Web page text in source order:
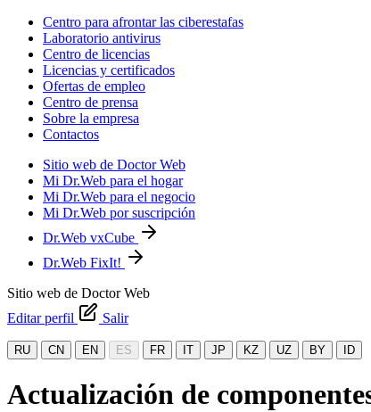
Centro para afrontar las ciberestafas
Laboratorio antivirus
Centro de licencias
Licencias y certificados
Ofertas de empleo
Centro de prensa
Sobre la empresa
Contactos
Sitio web de Doctor Web
Mi Dr.Web para el hogar
Mi Dr.Web para el negocio
Mi Dr.Web por suscripción
Dr.Web vxCube
Dr.Web FixIt!
Sitio web de Doctor Web
Editar perfil
Salir
RU CN EN ES FR IT JP KZ UZ BY ID
Actualización de